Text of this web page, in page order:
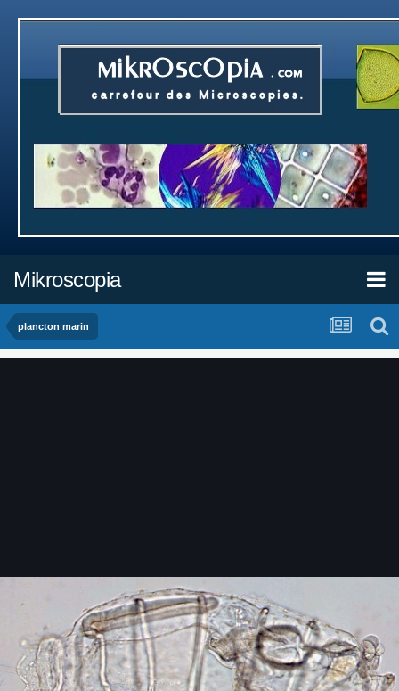
Mikroscopia
plancton marin